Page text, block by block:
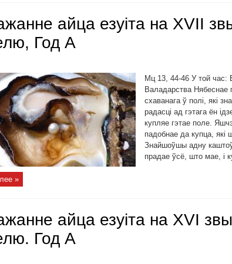
айца езуіта на ХVII
Год А
Мц 13, 44-46 У той час:
Валадарства Нябеснае
схаванага ў полі, які
радасці ад гэтага ён
купляе гэтае поле.
падобнае да купца, які
Знайшоўшы адну
прадае ўсё, што мае, і
»
айца езуіта на ХVI
Год А